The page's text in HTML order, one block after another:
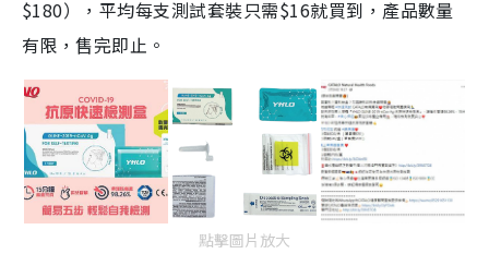
$180），平均每支測試套裝只需$16就買到，產品數量
有限，售完即止。
點擊圖片放大